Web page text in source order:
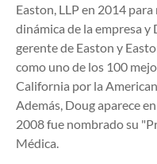
Easton, LLP en 2014
dinámica de la empresa
gerente de Easton y
como uno de los 100
California por la
Además, Doug aparece
2008 fue nombrado su
Médica.